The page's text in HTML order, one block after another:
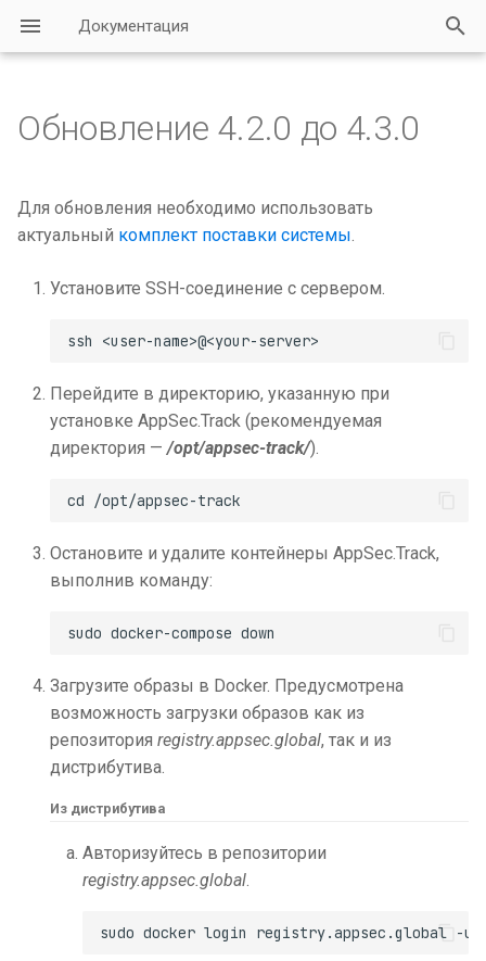
Документация
и
Обновление 4.2.0 до 4.3.0
Для обновления необходимо использовать
актуальный комплект поставки системы.
Установите SSH-соединение с сервером.
Перейдите в директорию, указанную при
установке AppSec.Track (рекомендуемая
директория —/opt/appsec-track/).
Остановите и удалите контейнеры AppSec.Track,
выполнив команду:
Загрузите образы в Docker. Предусмотрена
возможность загрузки образов как из
репозитория registry.appsec.global, так и из
дистрибутива.
Из дистрибутива
Авторизуйтесь в репозитории
registry.appsec.global.